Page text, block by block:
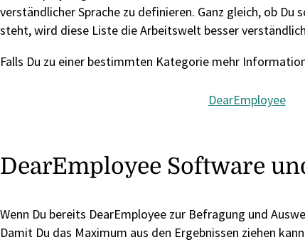
verständlicher Sprache zu definieren. Ganz gleich, ob
steht, wird diese Liste die Arbeitswelt besser
Falls Du zu einer bestimmten Kategorie mehr
DearEmployee
DearEmployee Software
Wenn Du bereits DearEmployee zur Befragung und
Damit Du das Maximum aus den Ergebnissen ziehen